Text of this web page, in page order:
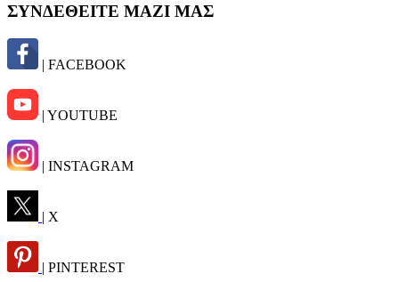
ΣΥΝΔΕΘΕΙΤΕ ΜΑΖΙ ΜΑΣ
| FACEBOOK
| YOUTUBE
| INSTAGRAM
| X
| PINTEREST